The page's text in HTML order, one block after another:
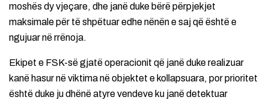
moshës dy vjeçare, dhe janë duke bërë përpjekjet
maksimale për të shpëtuar edhe nënën e saj që është e
ngujuar në rrënoja.
Ekipet e FSK-së gjatë operacionit që janë duke realizuar
kanë hasur në viktima në objektet e kollapsuara, por prioritet
është duke ju dhënë atyre vendeve ku janë detektuar